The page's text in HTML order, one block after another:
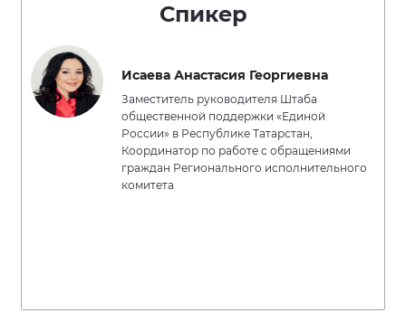
Спикер
Исаева Анастасия Георгиевна
Заместитель руководителя Штаба
общественной поддержки «Единой
России» в Республике Татарстан,
Координатор по работе с обращениями
граждан Регионального исполнительного
комитета